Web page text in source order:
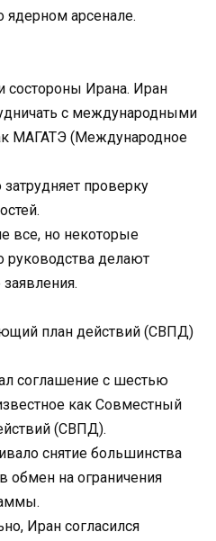
ядерном арсенале.
состороны Ирана. Иран
с международными
МАГАТЭ (Международное
проверку
все, но некоторые
руководства делают
план действий (СВПД)
соглашение с шестью
как Совместный
(СВПД).
снятие большинства
обмен на ограничения
Иран согласился